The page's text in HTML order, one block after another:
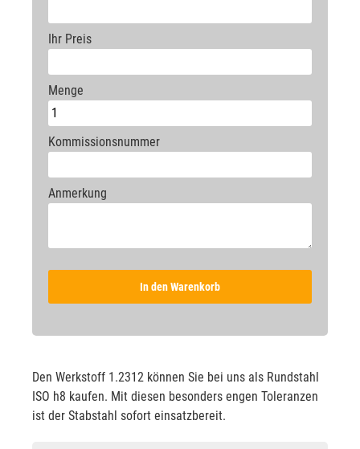
Ihr Preis
Menge
Kommissionsnummer
Anmerkung
In den Warenkorb
Den Werkstoff 1.2312 können Sie bei uns als Rundstahl
ISO h8 kaufen. Mit diesen besonders engen Toleranzen
ist der Stabstahl sofort einsatzbereit.